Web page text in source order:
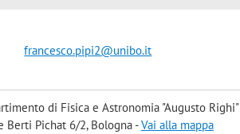
francesco.pipi2@unibo.it
di Fisica e Astronomia "Augusto Righi"
Berti Pichat 6/2, Bologna -Vai alla mappa